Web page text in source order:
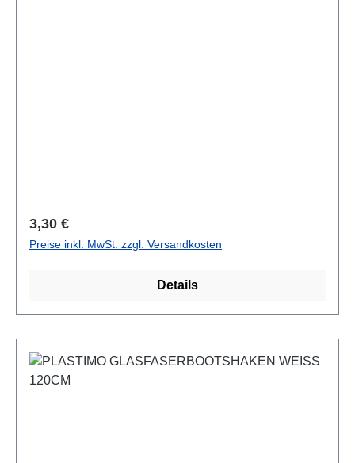
Regulärer Preis:
3,30 €
Preise inkl. MwSt. zzgl. Versandkosten
Details